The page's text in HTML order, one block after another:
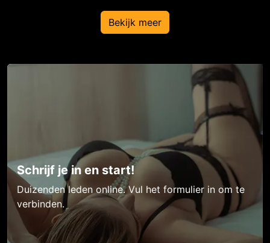
Bekijk meer
Schrijf je in en start!
Duizenden leden online. Vul het formulier in om te
verbinden.